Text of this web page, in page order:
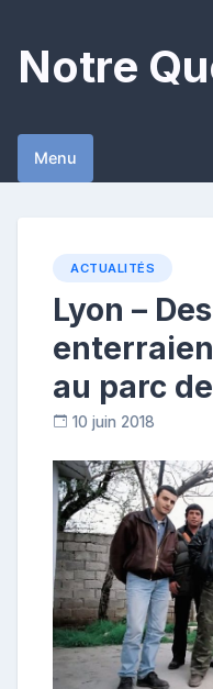
content
Notre
Menu
ACTUALITÉS
Lyon –
au parc
10 juin 2018
o
n
t
r
i
b
u
t
e
u